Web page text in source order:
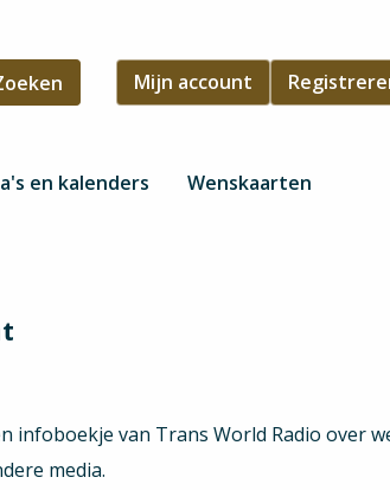
en kalenders Wenskaarten
Gebruikersmenu
Mijn account
infoboekje van Trans World Radio over
media.